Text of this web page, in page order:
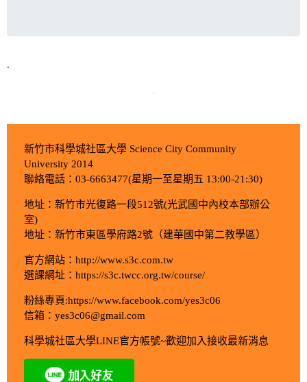
.
新竹市科學城社區大學 Science City Community
University 2014
聯絡電話：03-6663477(星期一至星期五 13:00-21:30)
地址：新竹市光復路一段512號(光武國中內校本部辦公
室)
地址：新竹市東區學府路2號（建華國中第二教學區）
官方網站：http://www.s3c.com.tw
選課網址：https://s3c.twcc.org.tw/course/
粉絲專頁:https://www.facebook.com/yes3c06
信箱：yes3c06@gmail.com
科學城社區大學LINE官方帳號~歡迎加入接收最新消息